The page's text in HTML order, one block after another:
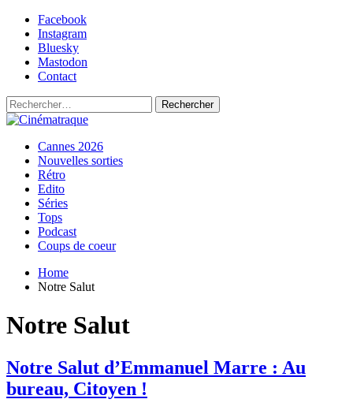
Skip
content
Facebook
Instagram
Bluesky
Mastodon
Contact
Rechercher :
Cinématraque
Si on avait du talent, on ferait des films
Primary
Menu
Cannes 2026
Nouvelles sorties
Rétro
Edito
Séries
Tops
Podcast
Coups de coeur
Home
Notre Salut
Notre Salut
Notre Salut d’Emmanuel Marre : Au
bureau, Citoyen !